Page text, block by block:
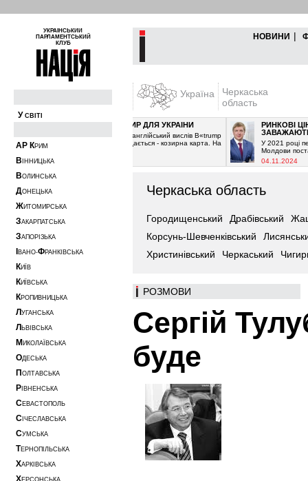
УКРАЇНСЬКИЙ
ПАРЛАМЕНТСЬКИЙ
КЛУБ
НОВИНИ |
У СВІТІ
АР КРИМ
В ІННИЦЬКА
ВОЛИНСЬКА
ДОНЕЦЬКА
ЖИТОМИРСЬКА
ЗАКАРПАТСЬКА
ЗАПОРІЗЬКА
ВАНО-ФРАНКІВСЬКА
КИЇВ
КИЇВСЬКА
КРОПИВНИЦЬКА
Л УГАНСЬКА
Л ЬВІВСЬКА
М ИКОЛАЇВСЬКА
ОДЕСЬКА
П ОЛТАВСЬКА
Р ІВНЕНСЬКА
СЕВАСТОПОЛЬ
С ІЧЕСЛАВСЬКА
СУМСЬКА
ТЕРНОПІЛЬСЬКА
ХАРКІВСЬКА
ХЕРСОНСЬКА
Україна
Черкаська
область
ТРАМП ЯК КОЗИР ДЛЯ УКРАЇНИ
Є добре відомий англійський вислів В«trump
cardВ». Перекладається - козирна карта. На
мою ...
03.12.2024
РИНКОВІ ЦІНИ НА
ЗАВАЖАЮТЬ
У 2021 році перед
Молдови постала
04.11.2024
Черкаська область
Городищенський Драбівський
Корсунь-Шевченківський
Христинівський
Черкаський
РОЗМОВИ
Сергій
буде